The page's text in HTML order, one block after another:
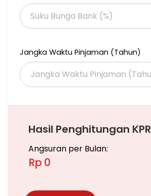
Jangka Waktu Pinjaman (Tahun)
Hasil Penghitungan KPR
Angsuran per Bulan:
Rp 0